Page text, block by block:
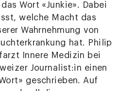
Wort «Junkie». Dabei
welche Macht das
Wahrnehmung von
hat. Philip
Innere Medizin bei
Journalist:in einen
geschrieben. Auf